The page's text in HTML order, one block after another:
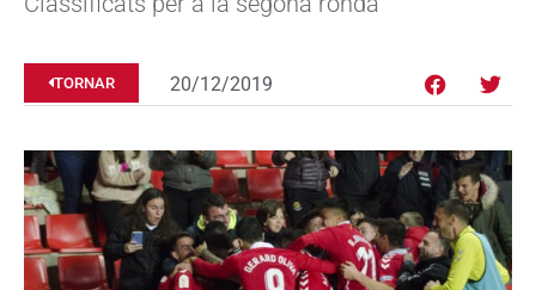
TORNAR 20/12/2019